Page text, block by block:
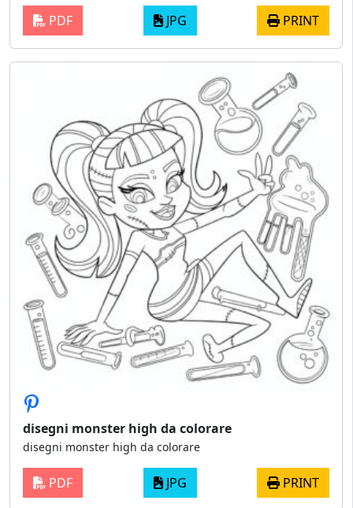
PDF JPG PRINT
disegni monster high da colorare
disegni monster high da colorare
PDF JPG PRINT